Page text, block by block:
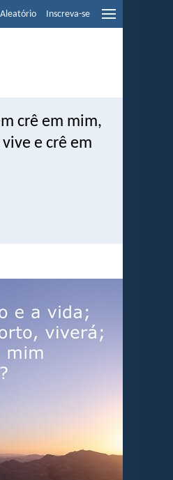
Inscreva-se
crê em mim,
e crê em